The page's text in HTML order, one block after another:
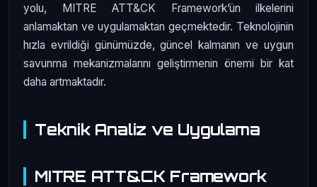
yolu, MITRE ATT&CK Framework’ün ilkelerini
anlamaktan ve uygulamaktan geçmektedir. Teknolojinin
hızla evrildiği günümüzde, güncel kalmanın ve uygun
savunma mekanizmalarını geliştirmenin önemi bir kat
daha artmaktadır.
Teknik Analiz ve Uygulama
MITRE ATT&CK Framework